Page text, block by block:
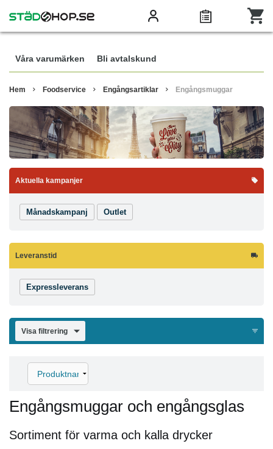
Våra varumärken Bli avtalskund
Hem Foodservice Engångsartiklar Engångsmuggar
Aktuella kampanjer
Månadskampanj Outlet
Leveranstid
Expressleverans
Visa filtrering
Engångsmuggar och engångsglas
Sortiment för varma och kalla drycker